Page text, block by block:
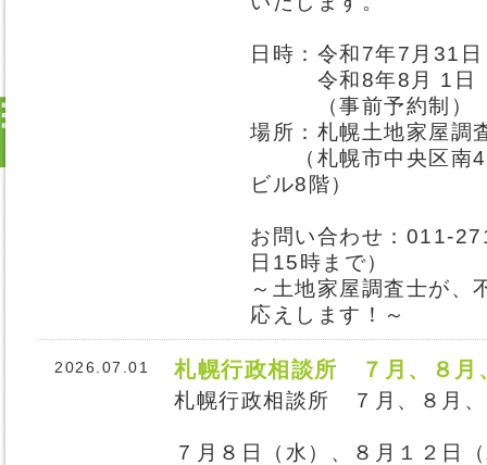
日時：令和7年7月31
令和8年8月 1日（
（事前予約制）
場所：札幌土地家屋調
（札幌市中央区南4
ビル8階）
お問い合わせ：011-
日15時まで
～土地家屋調査士が、
応えします！～
2026.07.01 札幌行政相談所 ７月、８月
札幌行政相談所 ７月、８月
７月８日（水）、８月１２日